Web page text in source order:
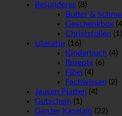
Besonderes (8)
Butter &
Geschenkbox
Christstollen (1)
Literatur (16)
Kinderbuch (4)
Rezepte (6)
Fibel (4)
Fachwissen (2)
Jausen Platten (4)
Gutschein (1)
Ganzer Käselaib (22)